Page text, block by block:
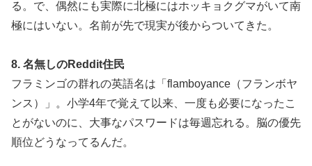
る。で、偶然にも実際に北極にはホッキョクグマがいて南
極にはいない。名前が先で現実が後からついてきた。
8. 名無しのReddit住民
フラミンゴの群れの英語名は「flamboyance（フランボヤ
ンス）」。小学4年で覚えて以来、一度も必要になったこ
とがないのに、大事なパスワードは毎週忘れる。脳の優先
順位どうなってるんだ。